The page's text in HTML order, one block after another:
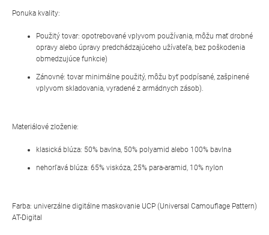
Ponuka kvality:
Použitý tovar: opotrebované vplyvom používania, môžu mať drobné
opravy alebo úpravy predchádzajúceho užívateľa, bez poškodenia
obmedzujúce funkcie)
Zánovné: tovar minimálne použitý, môžu byť podpísané, zašpinené
vplyvom skladovania, vyradené z armádnych zásob).
Materiálové zloženie:
klasická blúza: 50% bavlna, 50% polyamid alebo 100% bavlna
nehorľavá blúza: 65% viskóza, 25% para-aramid, 10% nylon
Farba: univerzálne digitálne maskovanie UCP (Universal Camouflage Pattern)
AT-Digital